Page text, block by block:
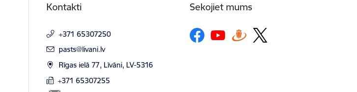
Kontakti
+371 65307250
E-pasts:
pasts@livani.lv
Rīgas ielā 77, Līvāni, LV-5316
+371 65307255
Sekojiet mums